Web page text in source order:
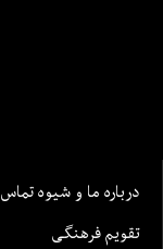
درباره ما و شیوه تماس
تقویم فرهنگی